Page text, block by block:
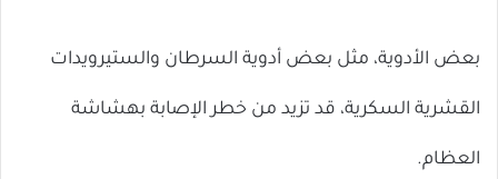
بعض الأدوية، مثل بعض أدوية السرطان والستيرويدات
القشرية السكرية، قد تزيد من خطر الإصابة بهشاشة
العظام.